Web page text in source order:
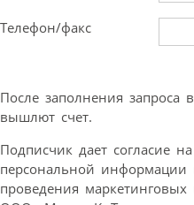
Телефон/факс
После заполнения запроса
вышлют счет.
Подписчик дает согласие
персональной
проведения